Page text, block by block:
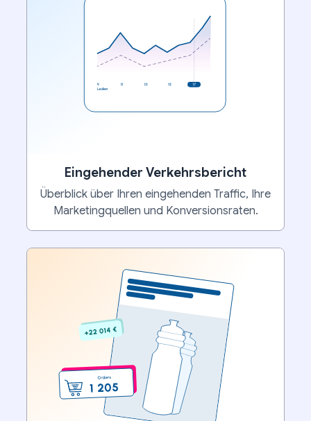
Eingehender Verkehrsbericht
Überblick über Ihren eingehenden Traffic, Ihre
Marketingquellen und Konversionsraten.